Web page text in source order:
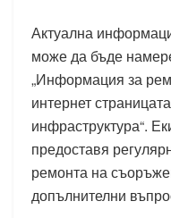
Актуална
може да бъде
„Информация за
интернет
инфраструктура“.
предоставя
ремонта на
допълнителни